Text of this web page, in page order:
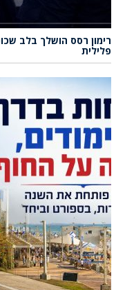
רימון רסס הושלך בלב
פלילית